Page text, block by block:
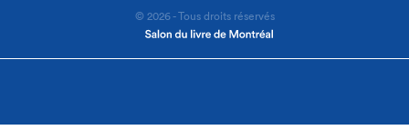
© 2026 - Tous droits réservés